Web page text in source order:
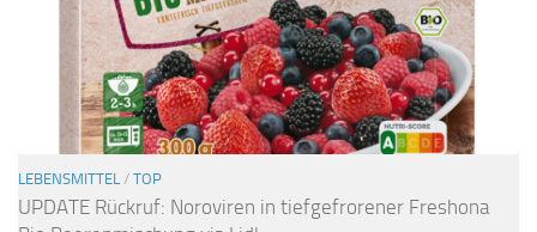
LEBENSMITTEL / TOP
UPDATE Rückruf: Noroviren in tiefgefrorener Freshona